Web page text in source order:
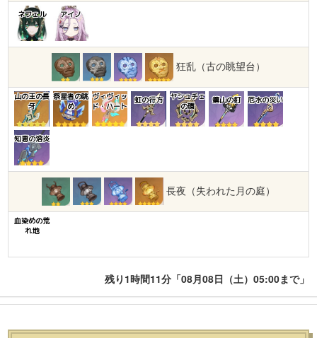
ネフェル アイノ
狂乱（古の眺望台）
山の王の長
牙
祭星者の眺
め
ヴィヴィッ
ド・ハート
虹の行方
ヤシュチェ
の環
鎮山の釘 厄水の災い
知恵の溶炎
長夜（失われた月の庭）
血染めの荒
れ地
残り1時間11分「08月08日（土）05:00まで」